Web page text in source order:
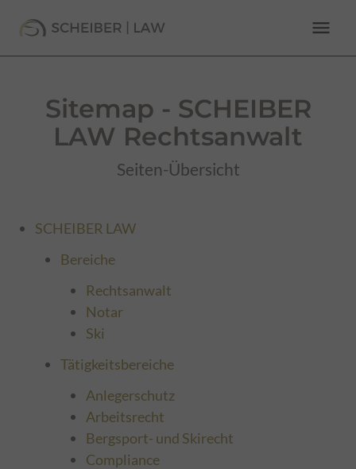
menu
Sitemap - SCHEIBER
LAW Rechtsanwalt
Seiten-Übersicht
SCHEIBER LAW
Bereiche
Rechtsanwalt
Notar
Ski
Tätigkeitsbereiche
Anlegerschutz
Arbeitsrecht
Bergsport- und Skirecht
Compliance